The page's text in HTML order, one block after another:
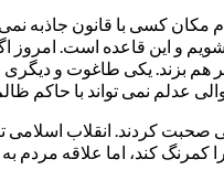
کسی با قانون جاذبه نمی
و این قاعده است.
بر هم بزند. یکی طاغوت و
نمی تواند با حاکم
کردند. انقلاب اسلامی
کمرنگ کند، اما علاقه